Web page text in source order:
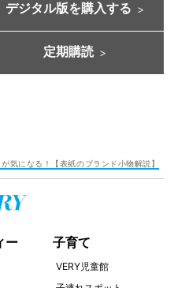
デジタル版を購入する
定期購読
気になる！【表紙のブランド小物解説】
ー 子育て
VERY児童館